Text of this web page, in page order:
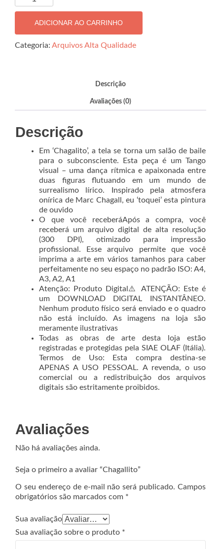
quantidade
ADICIONAR AO CARRINHO
Categoria: Arquivos Alta Qualidade
Descrição
Avaliações (0)
Descrição
Em ‘Chagalito’, a tela se torna um salão de baile
para o subconsciente. Esta peça é um Tango
visual – uma dança rítmica e apaixonada entre
duas figuras flutuando em um mundo de
surrealismo lírico. Inspirado pela atmosfera
onírica de Marc Chagall, eu ‘toquei’ esta pintura
de ouvido
O que você receberáApós a compra, você
receberá um arquivo digital de alta resolução
(300 DPI), otimizado para impressão
profissional. Esse arquivo permite que você
imprima a arte em vários tamanhos para caber
perfeitamente no seu espaço no padrão ISO: A4,
A3, A2, A1
Atenção: Produto Digital⚠️ ATENÇÃO: Este é
um DOWNLOAD DIGITAL INSTANTÂNEO.
Nenhum produto físico será enviado e o quadro
não está incluído. As imagens na loja são
meramente ilustrativas
Todas as obras de arte desta loja estão
registradas e protegidas pela SIAE OLAF (Itália).
Termos de Uso: Esta compra destina-se
APENAS A USO PESSOAL. A revenda, o uso
comercial ou a redistribuição dos arquivos
digitais são estritamente proibidos.
Avaliações
Não há avaliações ainda.
Seja o primeiro a avaliar “Chagallito”
O seu endereço de e-mail não será publicado. Campos
obrigatórios são marcados com *
Sua avaliação
Sua avaliação sobre o produto *